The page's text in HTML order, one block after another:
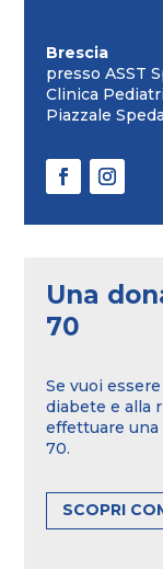
Brescia
presso ASST
Clinica
Piazzale
Una
70
Se vuoi
diabete e alla
effettuare una
70.
SCOPRI